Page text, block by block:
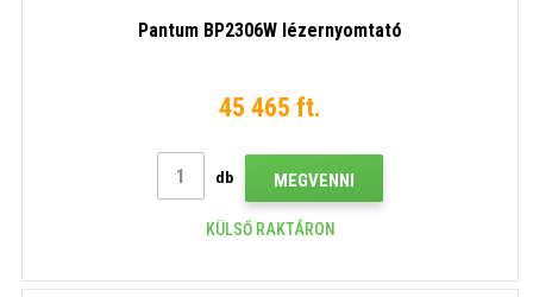
Pantum BP2306W lézernyomtató
45 465 ft.
db MEGVENNI
KÜLSŐ RAKTÁRON